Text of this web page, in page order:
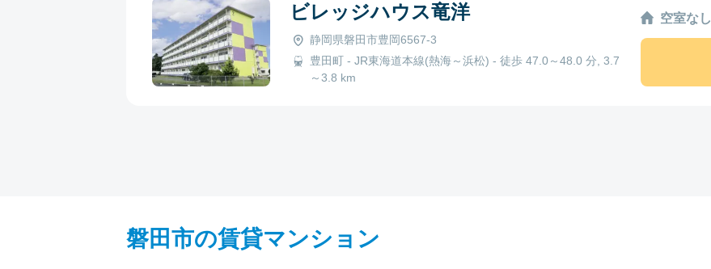
ビレッジハウス竜洋
静岡県磐田市豊岡6567-3
豊田町 - JR東海道本線(熱海～浜松) - 徒歩 47.0～48.0 分, 3.7
～3.8 km
空室なし
磐田市の賃貸マンション